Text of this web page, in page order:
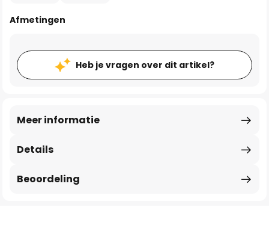
Afmetingen
Heb je vragen over dit artikel?
Details
Meer informatie
Beoordeling